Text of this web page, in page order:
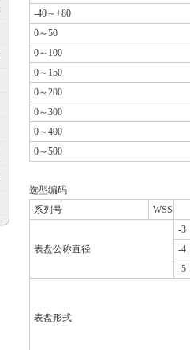
-40～+80
0～50
0～100
0～150
0～200
0～300
0～400
0～500
选型编码
系列号
WSS
表盘公称直径
-3
-4
-5
表盘形式